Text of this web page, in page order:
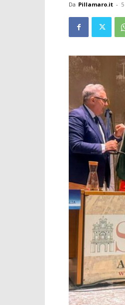
Da Pillamaro.it -